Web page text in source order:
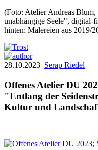
(Foto: Atelier Andreas
unabhängige Seele",
hinten: Malereien aus 2019/
28.10.2023 Serap Riedel
Offenes Atelier DU
"Entlang der
Kultur und